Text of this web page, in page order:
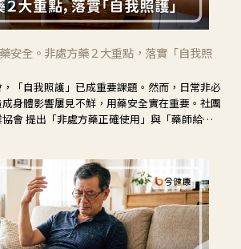
安全。非處方藥２大重點，落實「自我照
「自我照護」已成重要課題。然而，日常非必
身體影響屢見不鮮，用藥安全實在重要。社團
會 提出「非處方藥正確使用」與「藥師給